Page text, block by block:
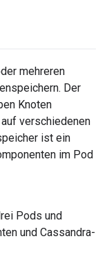
mehreren
Der
Knoten
verschiedenen
ist ein
im Pod
Pods und
und Cassandra-